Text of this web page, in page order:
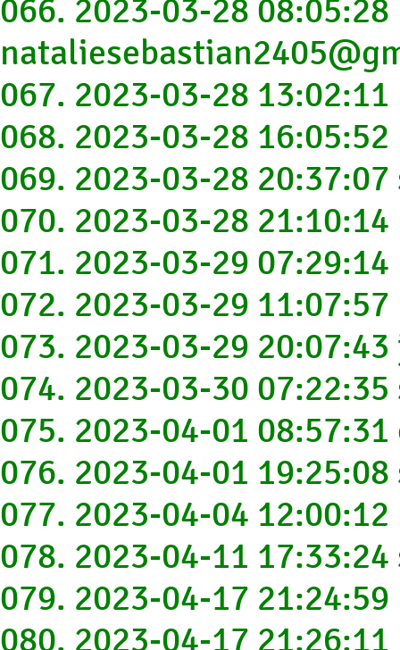
066. 2023-03-28 08:05:28
067. 2023-03-28
068. 2023-03-28
069. 2023-03-28
070. 2023-03-28
071. 2023-03-29
072. 2023-03-29
073. 2023-03-29
074. 2023-03-30
075. 2023-04-01
076. 2023-04-01
077. 2023-04-04
078. 2023-04-11
079. 2023-04-17
080. 2023-04-17